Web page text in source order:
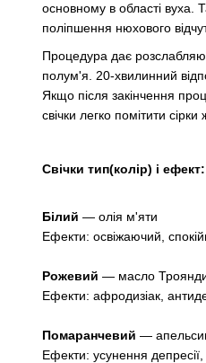
основному в області вуха.
поліпшення нюхового
Процедура дає
полум'я. 20-хвилинний
Якщо після закінчення
свічки легко помітити сірки
Свічки тип(колір) і ефект:
Білий ― олія м'яти
Ефекти: освіжаючий,
Рожевий ― масло
Ефекти: афродизіак,
Помаранчевий ―
Ефекти: усунення